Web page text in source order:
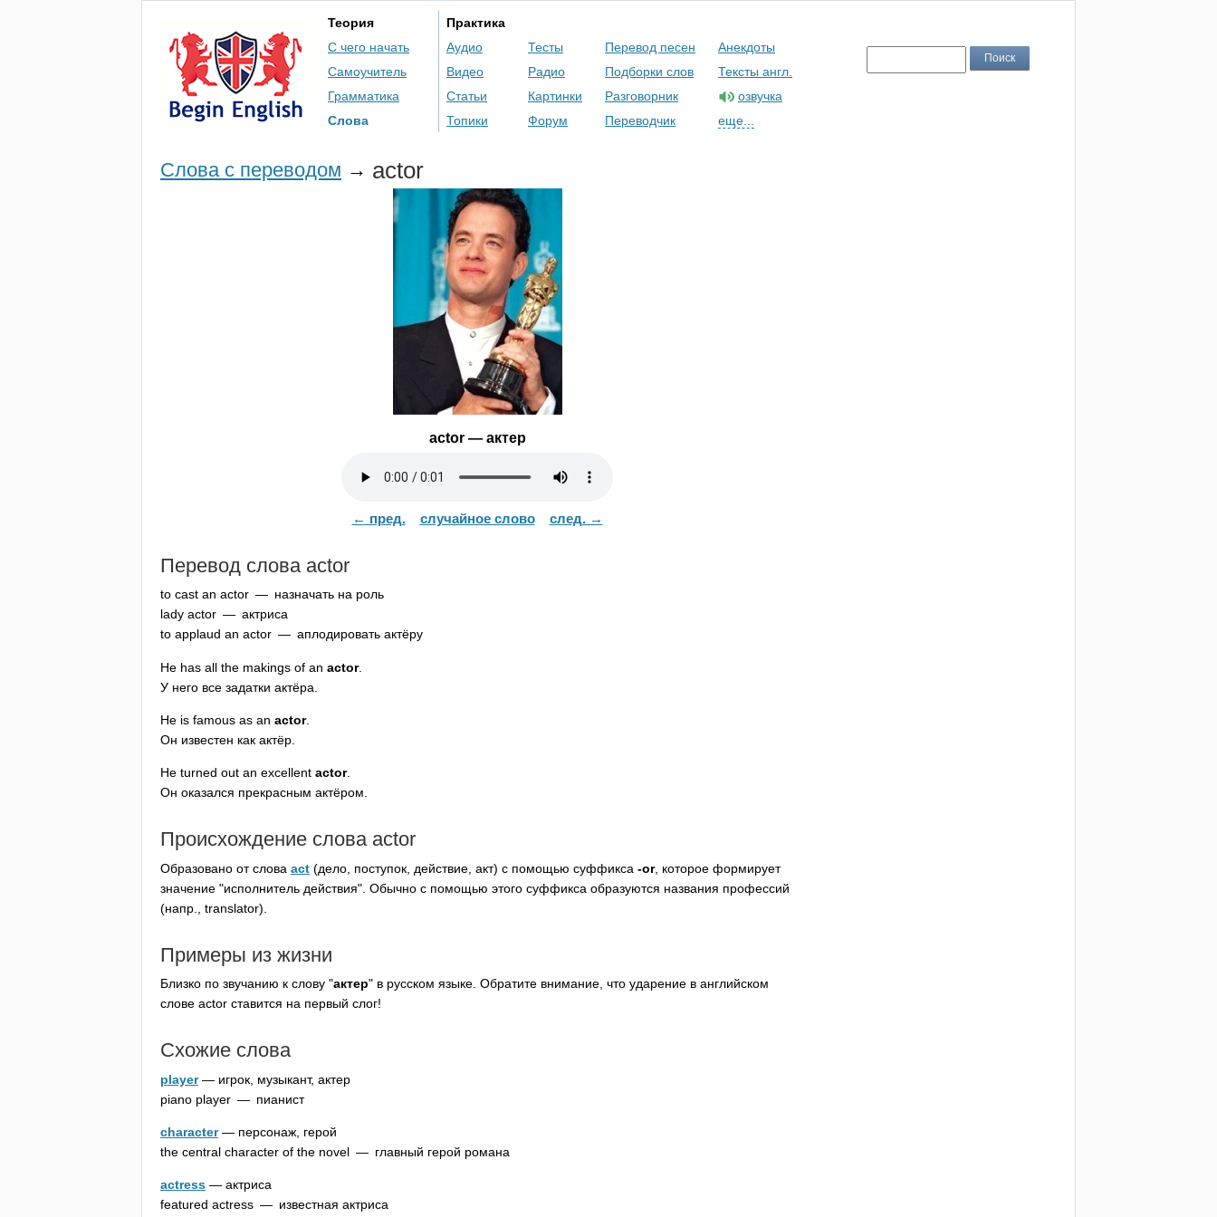
Теория
С чего начать
Самоучитель
Грамматика
Слова
Практика
Аудио
Видео
Статьи
Топики
Тесты
Радио
Картинки
Форум
Перевод песен
Подборки слов
Разговорник
Переводчик
Анекдоты
Тексты англ.
озвучка
еще...
Слова с переводом → actor
actor— актер
← пред. случайное слово след. →
Перевод слова actor
to cast an actor — назначать на роль
lady actor — актриса
to applaud an actor — аплодировать актёру
He has all the makings of an actor.
У него все задатки актёра.
He is famous as an actor.
Он известен как актёр.
He turned out an excellent actor.
Он оказался прекрасным актёром.
Происхождение слова actor
Образовано от слова act (дело, поступок, действие, акт) с помощью суффикса -or, которое формирует
значение "исполнитель действия". Обычно с помощью этого суффикса образуются названия профессий
(напр., translator).
Примеры из жизни
Близко по звучанию к слову "актер" в русском языке. Обратите внимание, что ударение в английском
слове actor ставится на первый слог!
Схожие слова
player— игрок, музыкант, актер
piano player — пианист
character— персонаж, герой
the central character of the novel — главный герой романа
actress — актриса
featured actress — известная актриса